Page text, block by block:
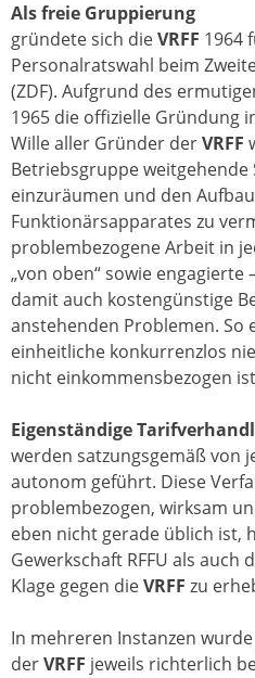
Als freie Gruppierung
gründete sich dieVRFF 1964
Personalratswahl beim
(ZDF). Aufgrund des
1965 die offizielle Gründung
Wille aller Gründer derVRFF
Betriebsgruppe weitgehende
einzuräumen und den
Funktionärsapparates zu
problembezogene Arbeit in
„von oben“ sowie
damit auch kostengünstige
anstehenden Problemen. So
einheitliche konkurrenzlos
nicht einkommensbezogen
Eigenständige
werden satzungsgemäß von
autonom geführt. Diese
problembezogen, wirksam
eben nicht gerade üblich ist,
Gewerkschaft RFFU als auch
Klage gegen dieVRFF zu
In mehreren Instanzen
derVRFF jeweils richterlich